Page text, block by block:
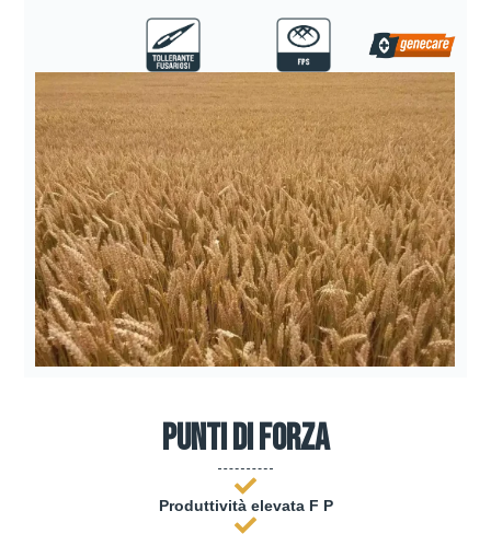
Punti di forza
Produttività elevata F P